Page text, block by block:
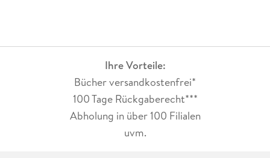
Ihre Vorteile:
Bücher versandkostenfrei*
100 Tage Rückgaberecht***
Abholung in über 100 Filialen
uvm.